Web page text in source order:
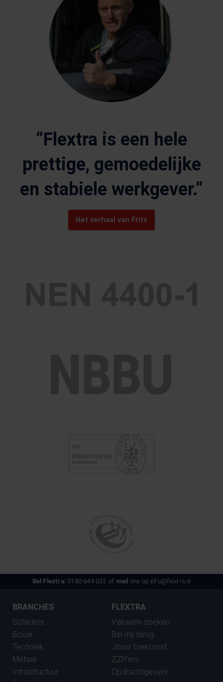
“Flextra is een hele
prettige, gemoedelijke
en stabiele werkgever.”
Het verhaal van Frits
Bel Flextra: 0180 644 033 of mail ons op info@flextra.nl
BRANCHES
Schilders
Bouw
Techniek
Metaal
Infrastructuur
FLEXTRA
Vakwerk zoeken
Bel mij terug
Jouw toekomst
ZZP’ers
Opdrachtgevers